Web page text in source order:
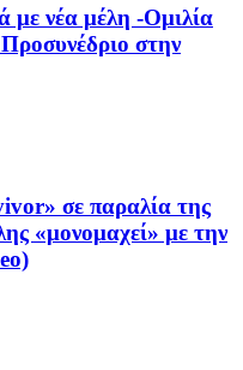
με νέα μέλη -Ομιλία
στην
σε παραλία της
«μονομαχεί» με την